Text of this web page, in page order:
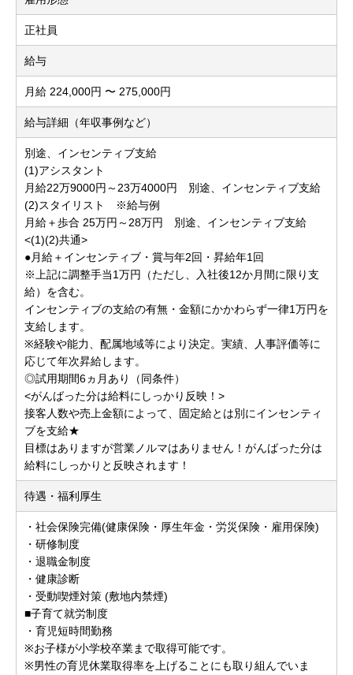
正社員
給与
月給 224,000円 〜 275,000円
給与詳細（年収事例など）
別途、インセンティブ支給
(1)アシスタント
月給22万9000円～23万4000円 別途、インセンティブ支給
(2)スタイリスト ※給与例
月給＋歩合 25万円～28万円 別途、インセンティブ支給
<(1)(2)共通>
●月給＋インセンティブ・賞与年2回・昇給年1回
※上記に調整手当1万円（ただし、入社後12か月間に限り支
給）を含む。
インセンティブの支給の有無・金額にかかわらず一律1万円を
支給します。
※経験や能力、配属地域等により決定。実績、人事評価等に
応じて年次昇給します。
◎試用期間6ヵ月あり（同条件）
<がんばった分は給料にしっかり反映！>
接客人数や売上金額によって、固定給とは別にインセンティ
ブを支給★
目標はありますが営業ノルマはありません！がんばった分は
給料にしっかりと反映されます！
待遇・福利厚生
・社会保険完備(健康保険・厚生年金・労災保険・雇用保険)
・研修制度
・退職金制度
・健康診断
・受動喫煙対策 (敷地内禁煙)
■子育て就労制度
・育児短時間勤務
※お子様が小学校卒業まで取得可能です。
※男性の育児休業取得率を上げることにも取り組んでいま